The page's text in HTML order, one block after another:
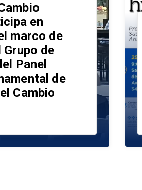
en
marco de
de
Panel
de
Cambio